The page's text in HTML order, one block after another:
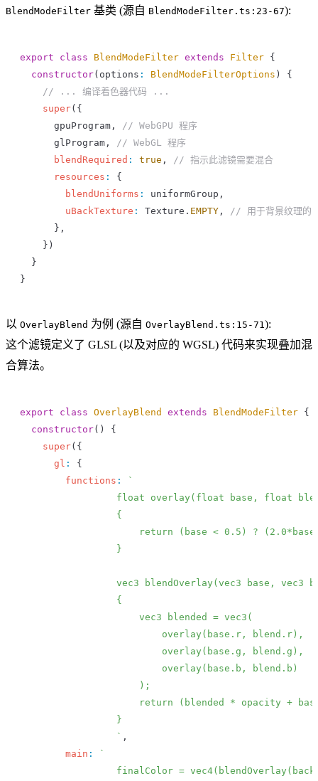
BlendModeFilter 基类 (源自 BlendModeFilter.ts:23-67):
export class BlendModeFilter extends Filter {
  constructor
( options : BlendModeFilterOptions ) {
    // ... 编译着色器代码 ...
    super
({
      gpuProgram
,
// WebGPU 程序
      glProgram
,
// WebGL 程序
      blendRequired
: true ,
// 指示此滤镜需要混合
      resources
:
{
        blendUniforms
: uniformGroup ,
        uBackTexture
: Texture . EMPTY ,
// 用于背景纹理
      },
    })
  }
}
以 OverlayBlend 为例 (源自 OverlayBlend.ts:15-71 ):
这个滤镜定义了 GLSL (以及对应的 WGSL) 代码来实现叠加混
合算法。
export class OverlayBlend extends BlendModeFilter {
  constructor
() {
    super
({
      gl
:
{
        functions
:
`
float overlay(float base, float
                 {
return (base < 0.5) ?
                 }
vec3 blendOverlay(vec3 base, vec3
                 {
                     vec3 blended = vec3(
                         overlay(base.r, blend.r),
                         overlay(base.g, blend.g),
                         overlay(base.b, blend.b)
                     );
return (blended * opacity +
                 }
                 `
,
        main
:
`
finalColor =